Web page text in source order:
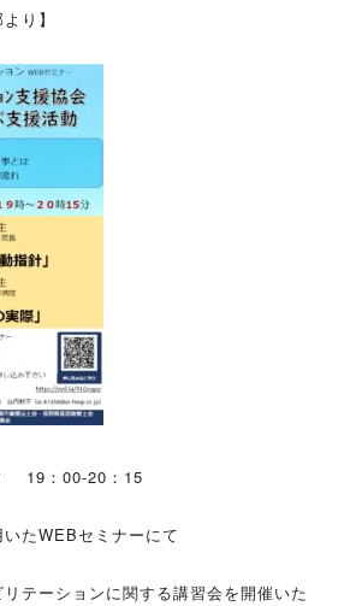
り】
19：00-20：15
たWEBセミナーにて
テーションに関する講習会を開催いた